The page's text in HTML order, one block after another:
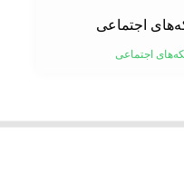
اجتماعی